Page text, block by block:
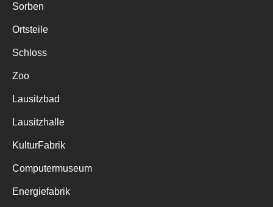
Sorben
Ortsteile
Schloss
Zoo
Lausitzbad
Lausitzhalle
KulturFabrik
Computermuseum
Energiefabrik